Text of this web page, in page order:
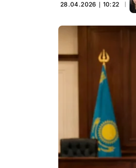
28.04.2026 ∣ 10:22